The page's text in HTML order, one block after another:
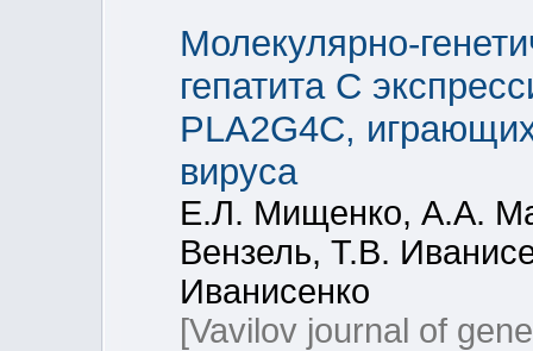
Молекулярно-
гепатита С
PLA2G4C,
вируса
Е.Л. Мищенко, А.А.
Вензель, Т.В.
Иванисенко
[Vavilov journal of